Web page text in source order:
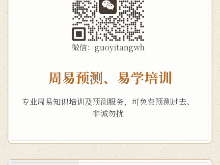
微信：guoyitangwh
周易预测、易学培训
专业周易知识培训及预测服务，可免费预测过去、
非诚勿扰